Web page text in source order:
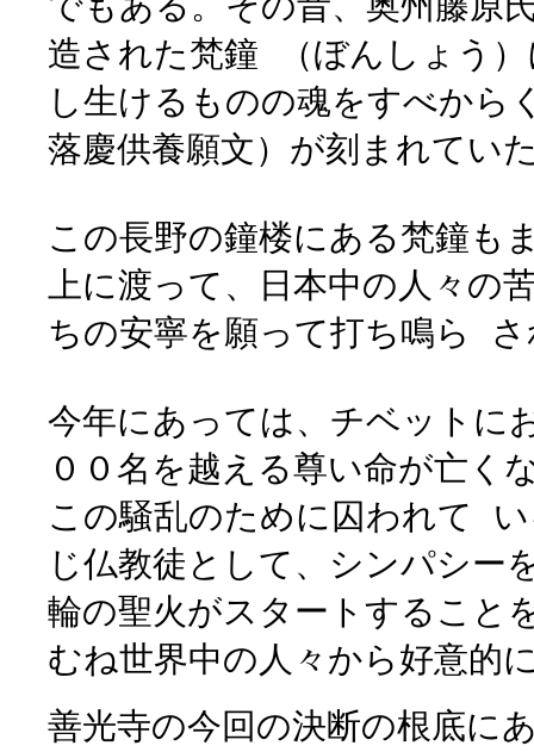
造された梵鐘 （ぼんしょう
し生けるものの魂をすべから
落慶供養願文）が刻まれてい
この長野の鐘楼にある梵鐘も
上に渡って、日本中の人々の
ちの安寧を願って打ち鳴ら
今年にあっては、チベットに
００名を越える尊い命が亡く
この騒乱のために囚われて
じ仏教徒として、シンパシー
輪の聖火がスタートすること
むね世界中の人々から好意的
善光寺の今回の決断の根底に